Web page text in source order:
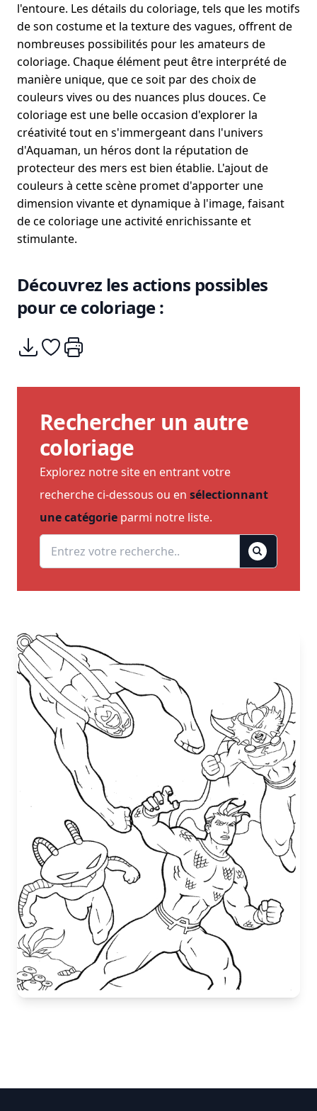
l'entoure. Les détails du coloriage, tels que les motifs
de son costume et la texture des vagues, offrent de
nombreuses possibilités pour les amateurs de
coloriage. Chaque élément peut être interprété de
manière unique, que ce soit par des choix de
couleurs vives ou des nuances plus douces. Ce
coloriage est une belle occasion d'explorer la
créativité tout en s'immergeant dans l'univers
d'Aquaman, un héros dont la réputation de
protecteur des mers est bien établie. L'ajout de
couleurs à cette scène promet d'apporter une
dimension vivante et dynamique à l'image, faisant
de ce coloriage une activité enrichissante et
stimulante.
Découvrez les actions possibles
pour ce coloriage :
Télécharger
Ajouter à mes coups de coeurs
Imprimer
Rechercher un autre
coloriage
Explorez notre site en entrant votre
recherche ci-dessous ou en sélectionnant
une catégorie parmi notre liste.